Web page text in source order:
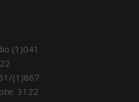
(1)041
(1)867
3122